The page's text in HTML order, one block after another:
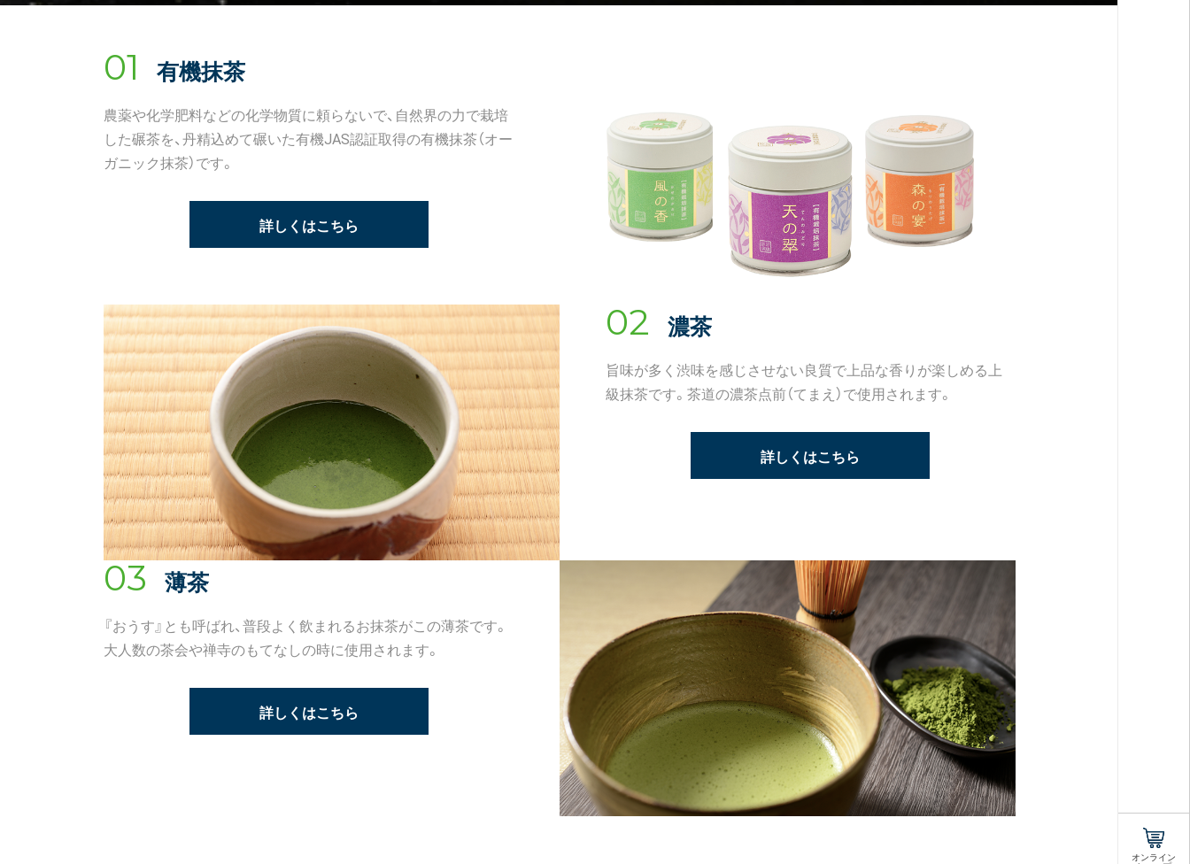
01 有機抹茶
農薬や化学肥料などの化学物質に頼らないで、自然界の力で栽培
した碾茶を、丹精込めて碾いた有機JAS認証取得の有機抹茶（オー
ガニック抹茶）です。
詳しくはこちら
02 濃茶
旨味が多く渋味を感じさせない良質で上品な香りが楽しめる上
級抹茶です。茶道の濃茶点前（てまえ）で使用されます。
詳しくはこちら
03 薄茶
『おうす』とも呼ばれ、普段よく飲まれるお抹茶がこの薄茶です。
大人数の茶会や禅寺のもてなしの時に使用されます。
詳しくはこちら
オンライン